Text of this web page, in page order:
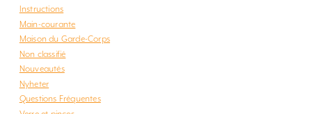
Instructions
Main-courante
Maison du Garde-Corps
Non classifié
Nouveautés
Nyheter
Questions Fréquentes